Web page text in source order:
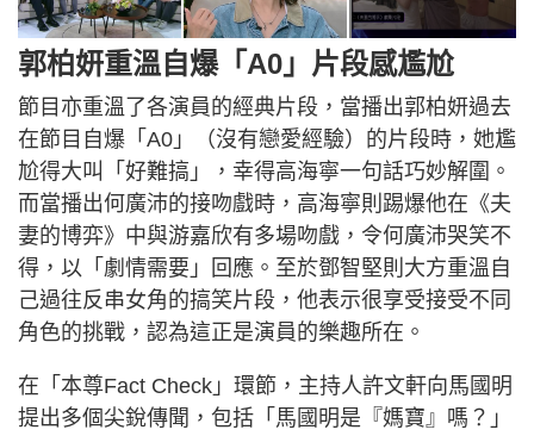
郭柏妍重溫自爆「A0」片段感尷尬
節目亦重溫了各演員的經典片段，當播出郭柏妍過去
在節目自爆「A0」（沒有戀愛經驗）的片段時，她尷
尬得大叫「好難搞」，幸得高海寧一句話巧妙解圍。
而當播出何廣沛的接吻戲時，高海寧則踢爆他在《夫
妻的博弈》中與游嘉欣有多場吻戲，令何廣沛哭笑不
得，以「劇情需要」回應。至於鄧智堅則大方重溫自
己過往反串女角的搞笑片段，他表示很享受接受不同
角色的挑戰，認為這正是演員的樂趣所在。
在「本尊Fact Check」環節，主持人許文軒向馬國明
提出多個尖銳傳聞，包括「馬國明是『媽寶』嗎？」